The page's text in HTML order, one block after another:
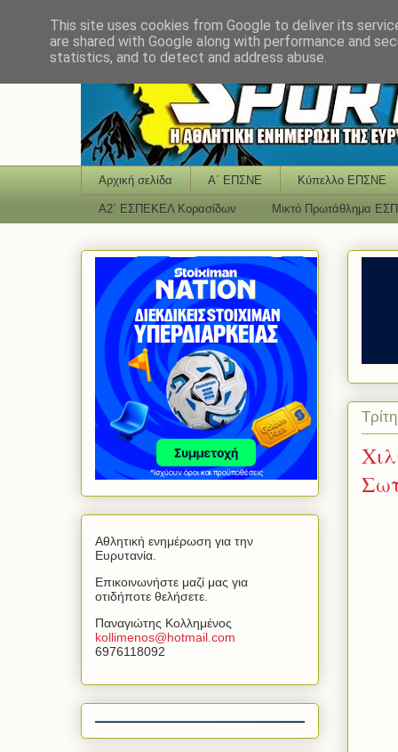
Αρχική σελίδα Α΄ ΕΠΣΝΕ Κύπελλο ΕΠΣΝΕ
Α2΄ ΕΣΠΕΚΕΛ Κορασίδων Μικτό Πρωτάθλημα
Αθλητική ενημέρωση για την
Ευρυτανία.
Επικοινωνήστε μαζί μας για
οτιδήποτε θελήσετε.
Παναγιώτης Κολλημένος
kollimenos@hotmail com
6976118092
This site uses cookies from Google to deliver its
are shared with Google along with performance and
statistics, and to detect and address abuse.